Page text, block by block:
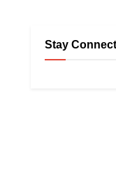
Stay